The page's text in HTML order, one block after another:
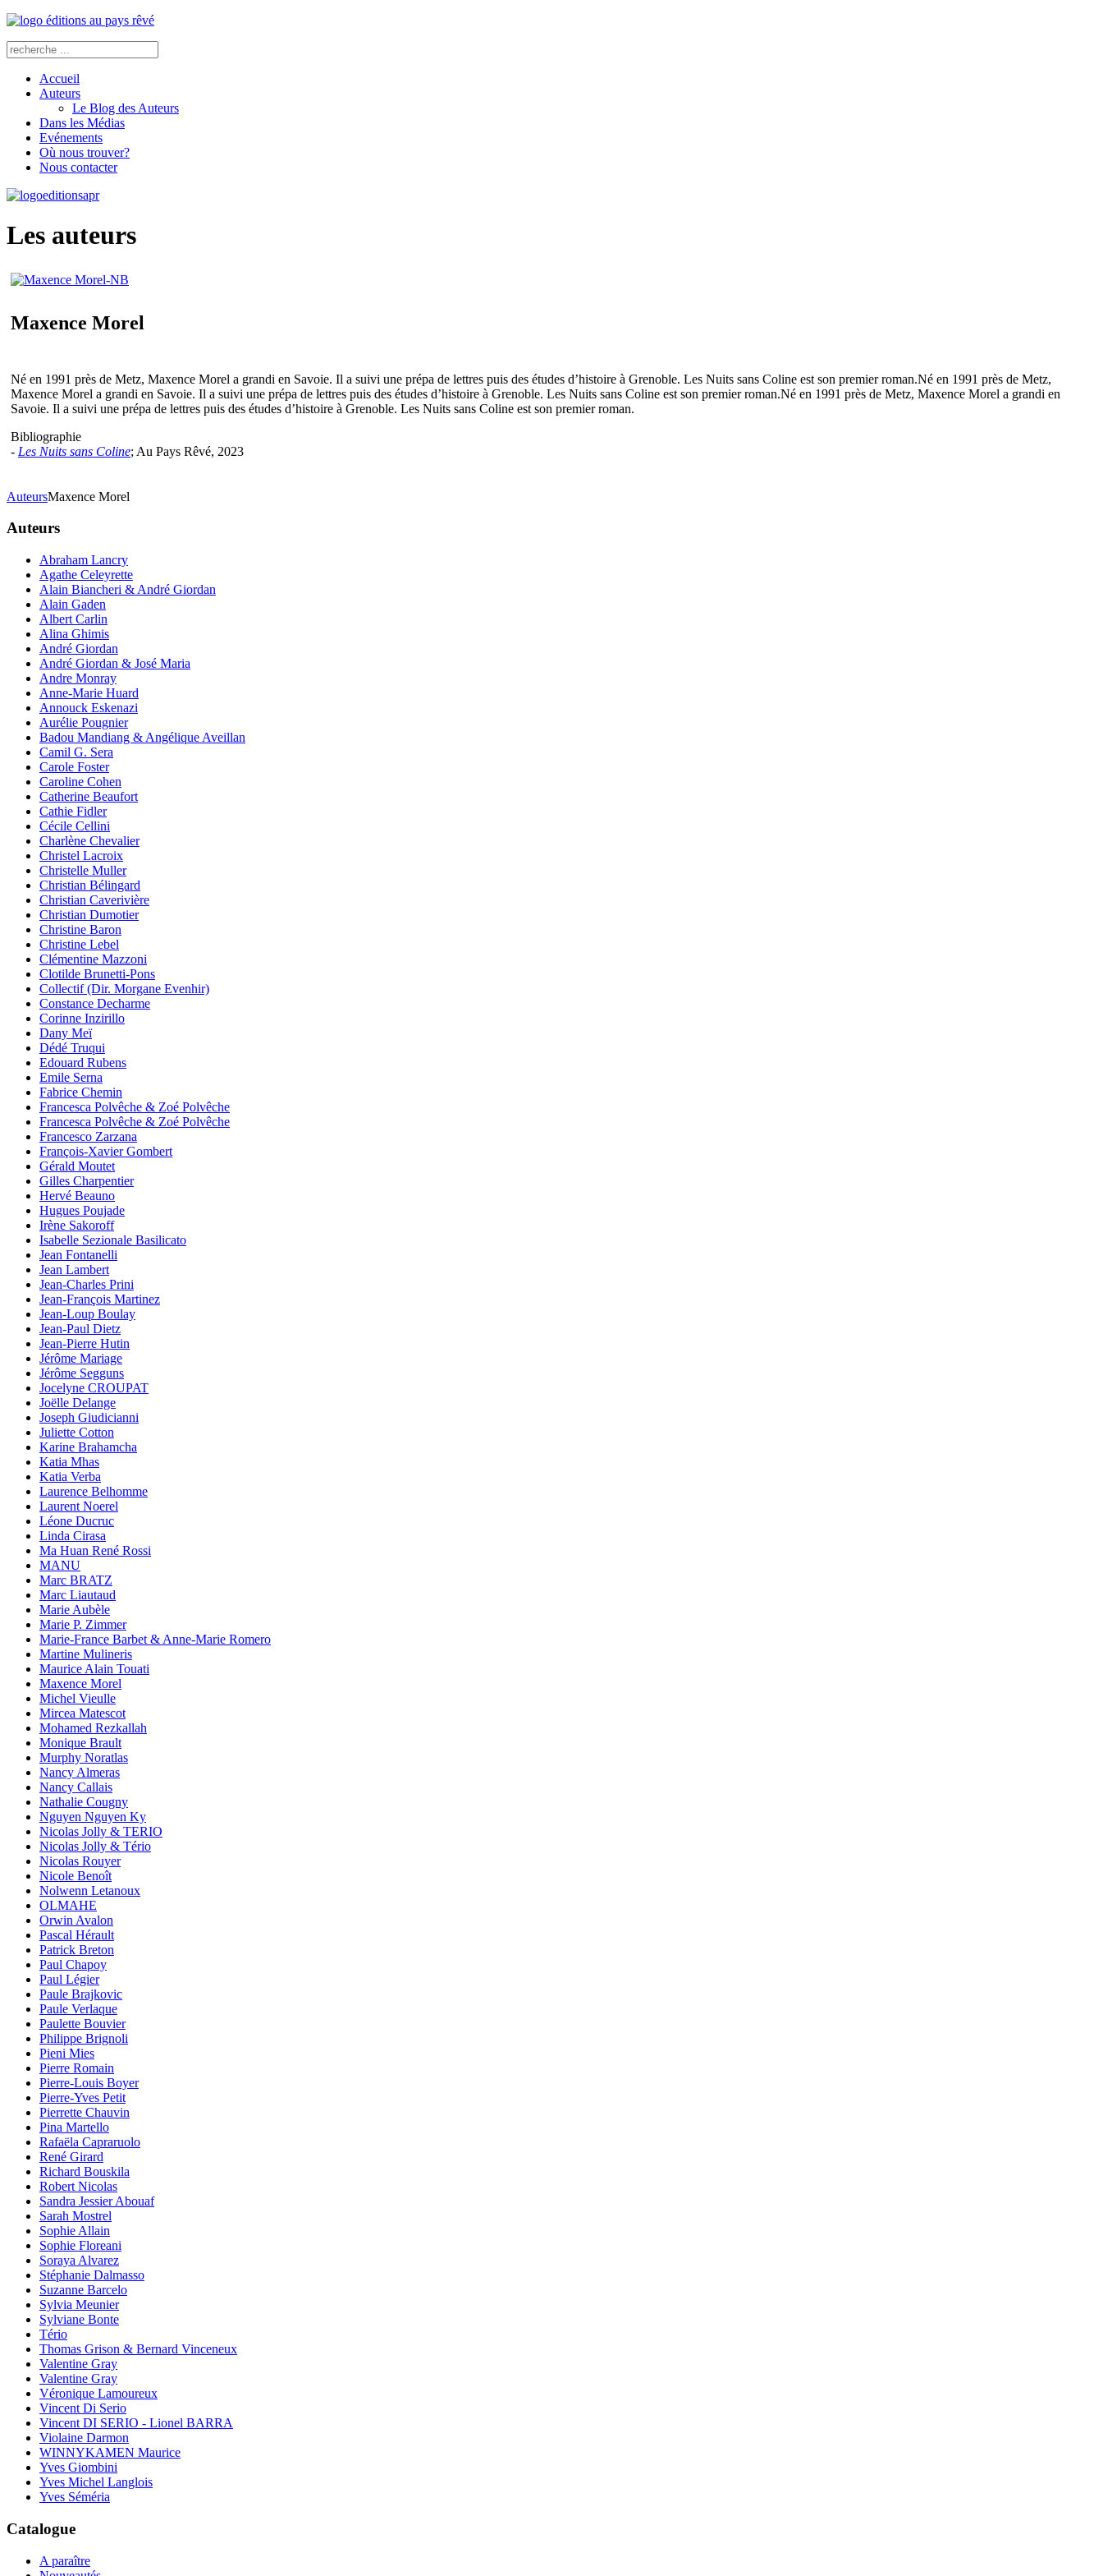
Accueil
Auteurs
Le Blog des Auteurs
Dans les Médias
Evénements
Où nous trouver?
Nous contacter
Les auteurs
Maxence Morel
Né en 1991 près de Metz, Maxence Morel a grandi en Savoie. Il a suivi une prépa de lettres puis des études d’histoire à Grenoble. Les Nuits sans Coline est son premier roman.Né en 1991 près de Metz,
Maxence Morel a grandi en Savoie. Il a suivi une prépa de lettres puis des études d’histoire à Grenoble. Les Nuits sans Coline est son premier roman.Né en 1991 près de Metz, Maxence Morel a grandi en
Savoie. Il a suivi une prépa de lettres puis des études d’histoire à Grenoble. Les Nuits sans Coline est son premier roman.
Bibliographie
- Les Nuits sans Coline; Au Pays Rêvé, 2023
AuteursMaxence Morel
Auteurs
Abraham Lancry
Agathe Celeyrette
Alain Biancheri & André Giordan
Alain Gaden
Albert Carlin
Alina Ghimis
André Giordan
André Giordan & José Maria
Andre Monray
Anne-Marie Huard
Annouck Eskenazi
Aurélie Pougnier
Badou Mandiang & Angélique Aveillan
Camil G. Sera
Carole Foster
Caroline Cohen
Catherine Beaufort
Cathie Fidler
Cécile Cellini
Charlène Chevalier
Christel Lacroix
Christelle Muller
Christian Bélingard
Christian Caverivière
Christian Dumotier
Christine Baron
Christine Lebel
Clémentine Mazzoni
Clotilde Brunetti-Pons
Collectif (Dir. Morgane Evenhir)
Constance Decharme
Corinne Inzirillo
Dany Meï
Dédé Truqui
Edouard Rubens
Emile Serna
Fabrice Chemin
Francesca Polvêche & Zoé Polvêche
Francesca Polvêche & Zoé Polvêche
Francesco Zarzana
François-Xavier Gombert
Gérald Moutet
Gilles Charpentier
Hervé Beauno
Hugues Poujade
Irène Sakoroff
Isabelle Sezionale Basilicato
Jean Fontanelli
Jean Lambert
Jean-Charles Prini
Jean-François Martinez
Jean-Loup Boulay
Jean-Paul Dietz
Jean-Pierre Hutin
Jérôme Mariage
Jérôme Segguns
Jocelyne CROUPAT
Joëlle Delange
Joseph Giudicianni
Juliette Cotton
Karine Brahamcha
Katia Mhas
Katia Verba
Laurence Belhomme
Laurent Noerel
Léone Ducruc
Linda Cirasa
Ma Huan René Rossi
MANU
Marc BRATZ
Marc Liautaud
Marie Aubèle
Marie P. Zimmer
Marie-France Barbet & Anne-Marie Romero
Martine Mulineris
Maurice Alain Touati
Maxence Morel
Michel Vieulle
Mircea Matescot
Mohamed Rezkallah
Monique Brault
Murphy Noratlas
Nancy Almeras
Nancy Callais
Nathalie Cougny
Nguyen Nguyen Ky
Nicolas Jolly & TERIO
Nicolas Jolly & Tério
Nicolas Rouyer
Nicole Benoît
Nolwenn Letanoux
OLMAHE
Orwin Avalon
Pascal Hérault
Patrick Breton
Paul Chapoy
Paul Légier
Paule Brajkovic
Paule Verlaque
Paulette Bouvier
Philippe Brignoli
Pieni Mies
Pierre Romain
Pierre-Louis Boyer
Pierre-Yves Petit
Pierrette Chauvin
Pina Martello
Rafaëla Capraruolo
René Girard
Richard Bouskila
Robert Nicolas
Sandra Jessier Abouaf
Sarah Mostrel
Sophie Allain
Sophie Floreani
Soraya Alvarez
Stéphanie Dalmasso
Suzanne Barcelo
Sylvia Meunier
Sylviane Bonte
Tério
Thomas Grison & Bernard Vinceneux
Valentine Gray
Valentine Gray
Véronique Lamoureux
Vincent Di Serio
Vincent DI SERIO - Lionel BARRA
Violaine Darmon
WINNYKAMEN Maurice
Yves Giombini
Yves Michel Langlois
Yves Séméria
Catalogue
A paraître